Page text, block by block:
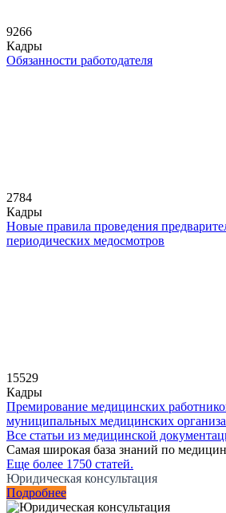
9266
Кадры
Обязанности работодателя
2784
Кадры
Новые правила проведения
периодических медосмотров
15529
Кадры
Премирование медицинских
муниципальных медицинских
Все статьи из медицинской
Самая широкая база знаний по
Еще более 1750 статей.
Юридическая консультация
Подробнее